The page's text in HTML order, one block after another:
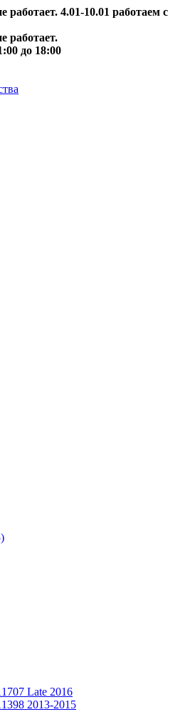
работает. 4.01-10.01 работаем с
работает.
до 18:00
Late 2016
2013-2015